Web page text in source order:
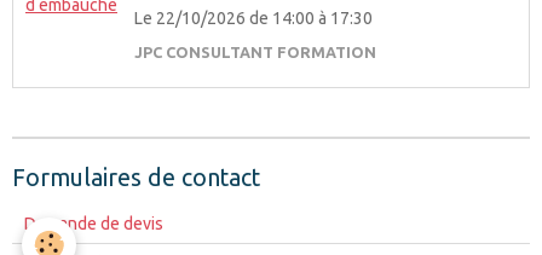
Le 22/10/2026 de 14:00 à 17:30
JPC CONSULTANT FORMATION
Formulaires de contact
Demande de devis